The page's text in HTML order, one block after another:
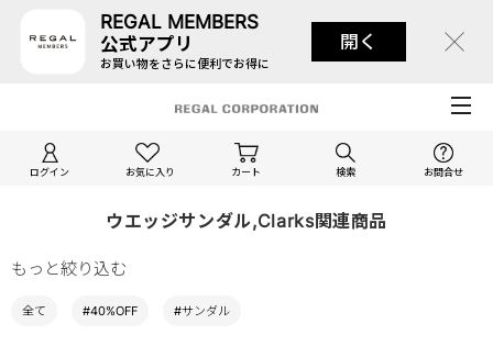
REGAL MEMBERS
公式アプリ
お買い物をさらに便利でお得に
開く
ログイン お気に入り カート 検索 お問合せ
ウエッジサンダル,Clarks関連商品
もっと絞り込む
全て #40%OFF #サンダル